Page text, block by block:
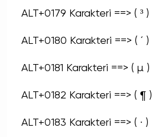
ALT+0179 Karakteri ==> ( ³ )
ALT+0180 Karakteri ==> ( ´ )
ALT+0181 Karakteri ==> ( µ )
ALT+0182 Karakteri ==> ( ¶ )
ALT+0183 Karakteri ==> ( · )